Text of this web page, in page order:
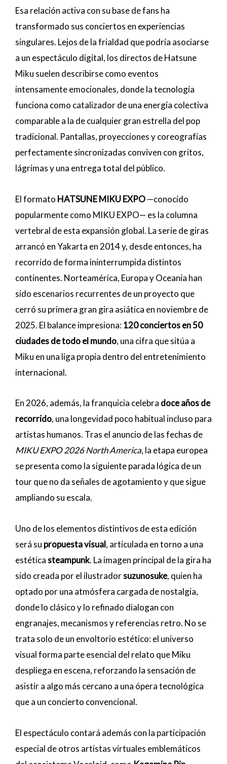
Esa relación activa con su base de fans ha
transformado sus conciertos en experiencias
singulares. Lejos de la frialdad que podría asociarse
a un espectáculo digital, los directos de Hatsune
Miku suelen describirse como eventos
intensamente emocionales, donde la tecnología
funciona como catalizador de una energía colectiva
comparable a la de cualquier gran estrella del pop
tradicional. Pantallas, proyecciones y coreografías
perfectamente sincronizadas conviven con gritos,
lágrimas y una entrega total del público.
El formato HATSUNE MIKU EXPO—conocido
popularmente como MIKU EXPO— es la columna
vertebral de esta expansión global. La serie de giras
arrancó en Yakarta en 2014 y, desde entonces, ha
recorrido de forma ininterrumpida distintos
continentes. Norteamérica, Europa y Oceanía han
sido escenarios recurrentes de un proyecto que
cerró su primera gran gira asiática en noviembre de
2025. El balance impresiona:120 conciertos en 50
ciudades de todo el mundo, una cifra que sitúa a
Miku en una liga propia dentro del entretenimiento
internacional.
En 2026, además, la franquicia celebra doce años de
recorrido, una longevidad poco habitual incluso para
artistas humanos. Tras el anuncio de las fechas de
MIKU EXPO 2026 North America, la etapa europea
se presenta como la siguiente parada lógica de un
tour que no da señales de agotamiento y que sigue
ampliando su escala.
Uno de los elementos distintivos de esta edición
será su propuesta visual, articulada en torno a una
estéticasteampunk. La imagen principal de la gira ha
sido creada por el ilustradorsuzunosuke, quien ha
optado por una atmósfera cargada de nostalgia,
donde lo clásico y lo refinado dialogan con
engranajes, mecanismos y referencias retro. No se
trata solo de un envoltorio estético: el universo
visual forma parte esencial del relato que Miku
despliega en escena, reforzando la sensación de
asistir a algo más cercano a una ópera tecnológica
que a un concierto convencional.
El espectáculo contará además con la participación
especial de otros artistas virtuales emblemáticos